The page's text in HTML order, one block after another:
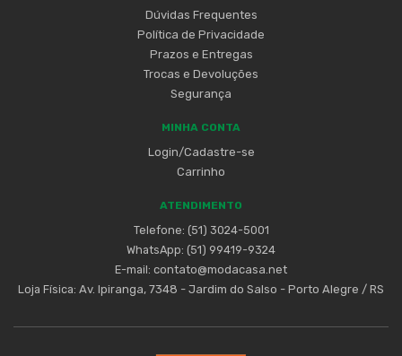
Dúvidas Frequentes
Política de Privacidade
Prazos e Entregas
Trocas e Devoluções
Segurança
MINHA CONTA
Login/Cadastre-se
Carrinho
ATENDIMENTO
Telefone: (51) 3024-5001
WhatsApp: (51) 99419-9324
E-mail: contato@modacasa.net
Loja Física: Av. Ipiranga, 7348 - Jardim do Salso - Porto Alegre / RS